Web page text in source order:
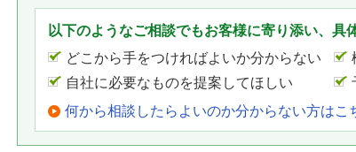
以下のようなご相談でもお客様に寄り添い、具
どこから手をつければよいか分からない
自社に必要なものを提案してほしい
何から相談したらよいのか分からない方はこ